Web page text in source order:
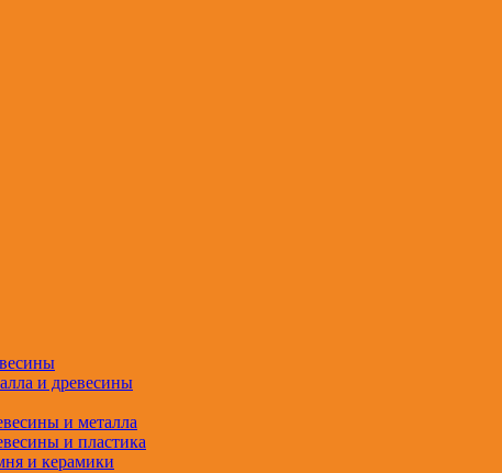
и древесины
и металла
и пластика
и керамики